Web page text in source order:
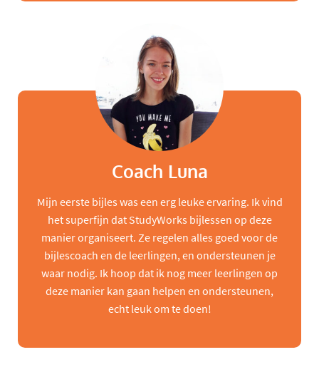
Coach Luna
Mijn eerste bijles was een erg leuke ervaring. Ik vind
het superfijn dat StudyWorks bijlessen op deze
manier organiseert. Ze regelen alles goed voor de
bijlescoach en de leerlingen, en ondersteunen je
waar nodig. Ik hoop dat ik nog meer leerlingen op
deze manier kan gaan helpen en ondersteunen,
echt leuk om te doen!